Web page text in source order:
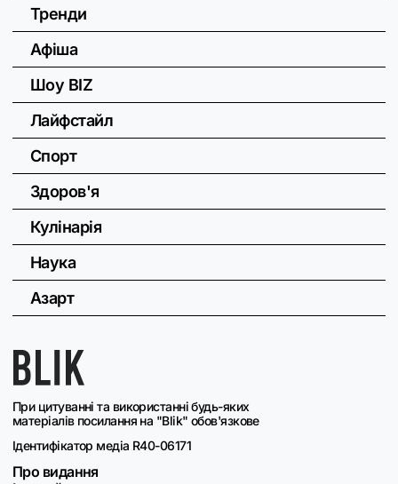
При цитуванні та використанні будь-яких
матеріалів посилання на "Blik" обов'язкове
Ідентифікатор медіа R40-06171
Про видання
Тренди
Афіша
Шоу BIZ
Лайфстайл
Спорт
Здоров'я
Кулінарія
Наука
Азарт